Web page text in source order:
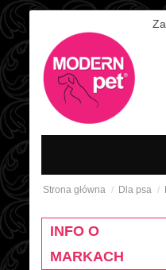
Strona główna Dla psa
INFO O
MARKACH